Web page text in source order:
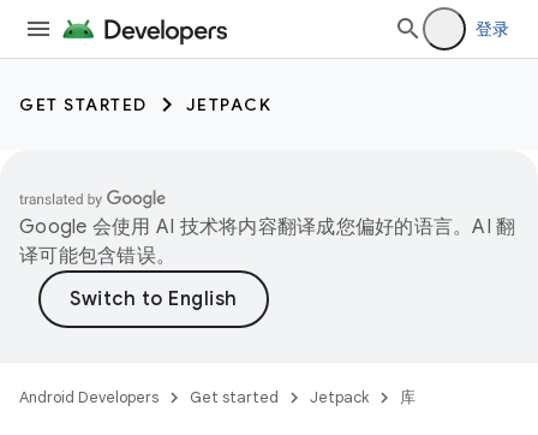
登录
GET STARTED JETPACK
Google 会使用 AI 技术将内容翻译成您偏好的语言。AI 翻
译可能包含错误。
Android Developers Get started Jetpack 库